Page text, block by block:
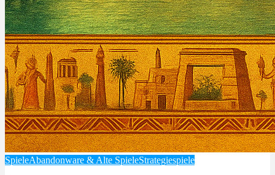
SpieleAbandonware & Alte SpieleStrategiespiele